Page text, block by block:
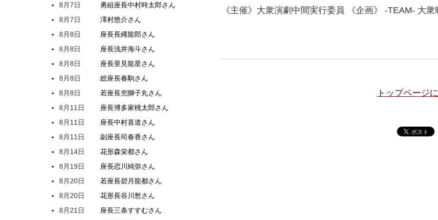
《主催》大衆演劇中間実行委員 《企画》 ‐TEAM‐ 大衆
トップページ
8月7日
勇組座長中村時太郎さん
8月7日
澤村悠介さん
8月8日
座長長縄龍郎さん
8月8日
座長浅井海斗さん
8月8日
座長里見龍星さん
8月8日
総座長春駒さん
8月8日
若座長兜獅子丸さん
8月11日
座長博多家桃太郎さん
8月11日
座長中村喜道さん
8月11日
副座長司春香さん
8月14日
花形森栄都さん
8月19日
座長恋川 純弥さん
8月20日
若座長碧月龍都さん
8月20日
花形長谷川 愁さん
8月21日
座長三条すすむさん